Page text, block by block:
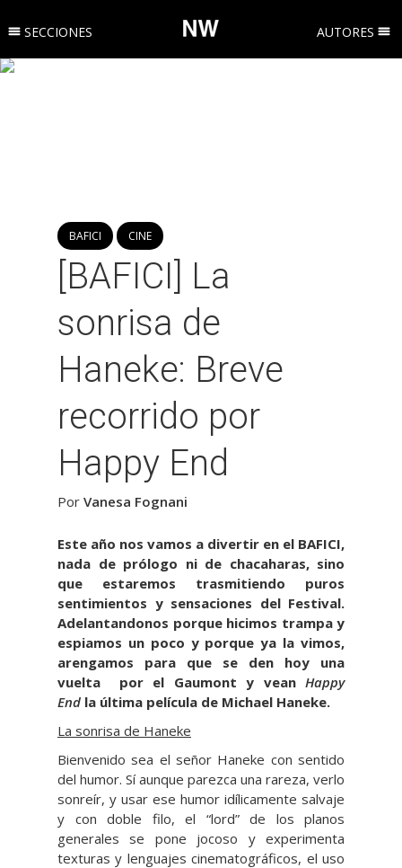
SECCIONES AUTORES
BAFICI CINE
[BAFICI] La
sonrisa de
Haneke: Breve
recorrido por
Happy End
Por Vanesa Fognani
Este año nos vamos a divertir en el BAFICI,
nada de prólogo ni de chacaharas, sino
que estaremos trasmitiendo puros
sentimientos y sensaciones del Festival.
Adelantandonos porque hicimos trampa y
espiamos un poco y porque ya la vimos,
arengamos para que se den hoy una
vuelta por el Gaumont y vean Happy
End la última película de Michael Haneke.
La sonrisa de Haneke
Bienvenido sea el señor Haneke con sentido
del humor. Sí aunque parezca una rareza, verlo
sonreír, y usar ese humor idílicamente salvaje
y con doble filo, el “lord” de los planos
generales se pone jocoso y experimenta
texturas y lenguajes cinematográficos, el uso